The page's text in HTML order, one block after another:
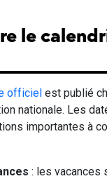
le
officiel est publié
nationale. Les
importantes à
: les vacances